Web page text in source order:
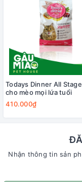
Todays Dinner All
cho mèo mọi lứa tuổi
410.000₫
Nhận thông tin sản